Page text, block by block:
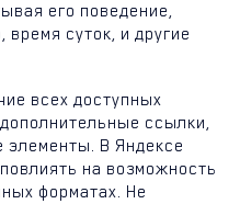
его поведение,
время суток, и другие
всех доступных
ссылки,
элементы. В Яндексе
на возможность
форматах. Не